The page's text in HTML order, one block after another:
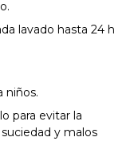
lavado hasta 24 h
niños.
para evitar la
y malos